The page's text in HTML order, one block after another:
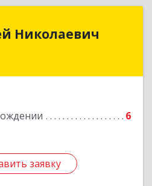
Николаевич
6
заявку
Николаевич
заявку